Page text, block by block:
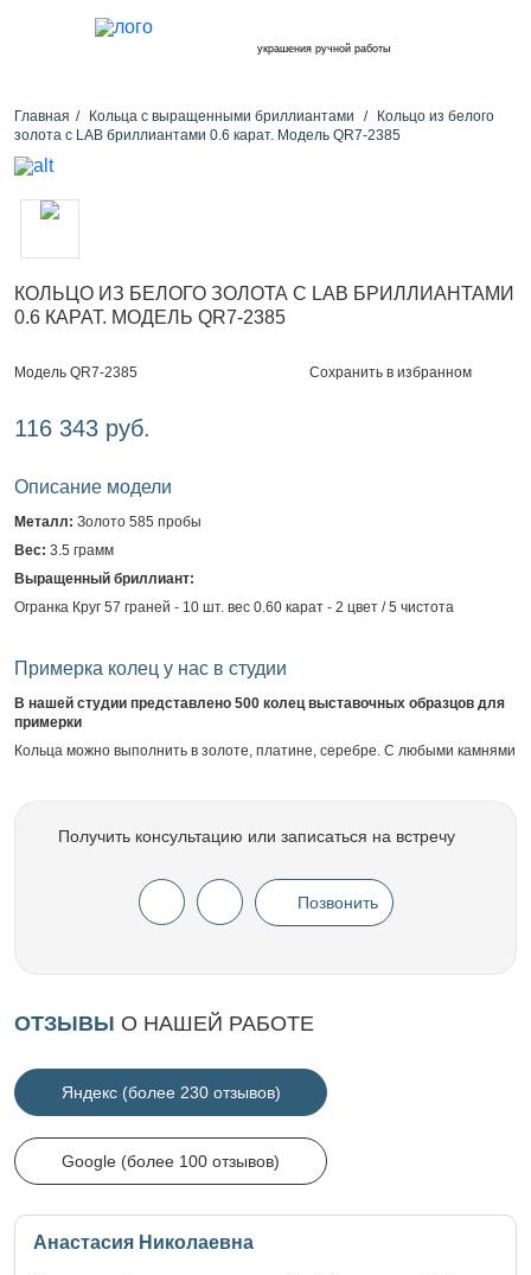
украшения ручной работы
Главная Кольца с выращенными бриллиантами
Кольцо из белого
золота с LAB бриллиантами 0.6 карат. Модель QR7-2385
КОЛЬЦО ИЗ БЕЛОГО ЗОЛОТА С LAB БРИЛЛИАНТАМИ
0.6 КАРАТ. МОДЕЛЬ QR7-2385
Модель QR7-2385 Сохранить в избранном
116 343 руб.
Описание модели
Металл: Золото 585 пробы
Вес: 3.5 грамм
Выращенный бриллиант:
Огранка Круг 57 граней - 10 шт. вес 0.60 карат - 2 цвет / 5 чистота
Примерка колец у нас в студии
В нашей студии представлено 500 колец выставочных образцов для
примерки
Кольца можно выполнить в золоте, платине, серебре. С любыми камнями
Получить консультацию или записаться на встречу
Позвонить
ОТЗЫВЫ О НАШЕЙ РАБОТЕ
Яндекс (более 230 отзывов)
Google (более 100 отзывов)
Анастасия Николаевна